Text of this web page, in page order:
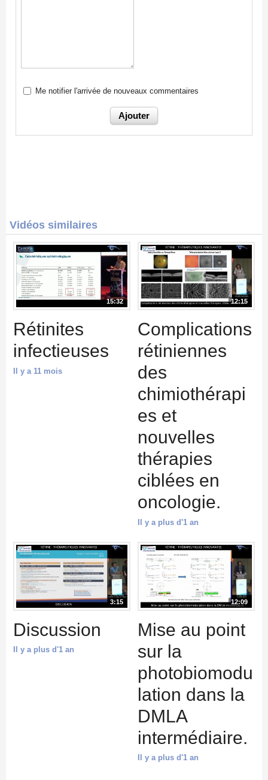
Vidéos similaires
15:32
Rétinites
infectieuses
Il y a 11 mois
12:15
Complications
rétiniennes
des
chimiothérapi
es et
nouvelles
thérapies
ciblées en
oncologie.
Il y a plus d'1 an
3:15
Discussion
Il y a plus d'1 an
12:09
Mise au point
sur la
photobiomodu
lation dans la
DMLA
intermédiaire.
Il y a plus d'1 an
Me notifier l'arrivée de nouveaux commentaires